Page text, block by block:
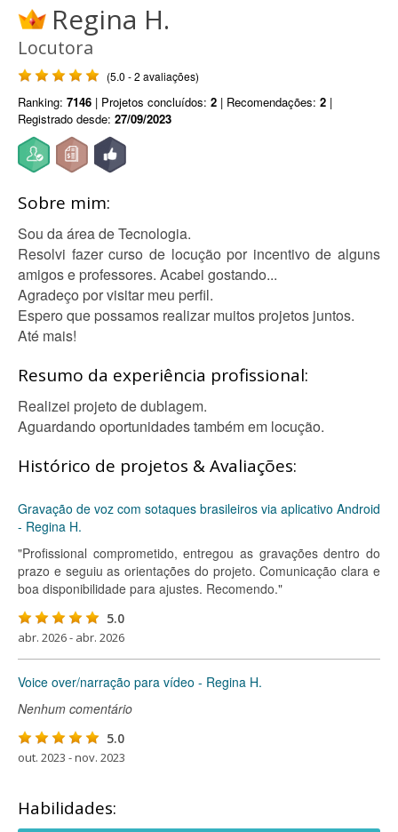
Regina H.
Locutora
(5.0 - 2 avaliações)
Ranking: 7146 | Projetos concluídos: 2 | Recomendações: 2 |
Registrado desde: 27/09/2023
Sobre mim:
Sou da área de Tecnologia.
Resolvi fazer curso de locução por incentivo de alguns
amigos e professores. Acabei gostando...
Agradeço por visitar meu perfil.
Espero que possamos realizar muitos projetos juntos.
Até mais!
Resumo da experiência profissional:
Realizei projeto de dublagem.
Aguardando oportunidades também em locução.
Histórico de projetos & Avaliações:
Gravação de voz com sotaques brasileiros via aplicativo Android
- Regina H.
"Profissional comprometido, entregou as gravações dentro do
prazo e seguiu as orientações do projeto. Comunicação clara e
boa disponibilidade para ajustes. Recomendo."
5.0
abr. 2026 - abr. 2026
Voice over/narração para vídeo - Regina H.
Nenhum comentário
5.0
out. 2023 - nov. 2023
Habilidades: